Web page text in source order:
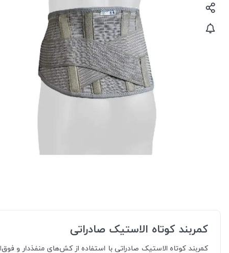
کمربند کوتاه الاستیک صادراتی